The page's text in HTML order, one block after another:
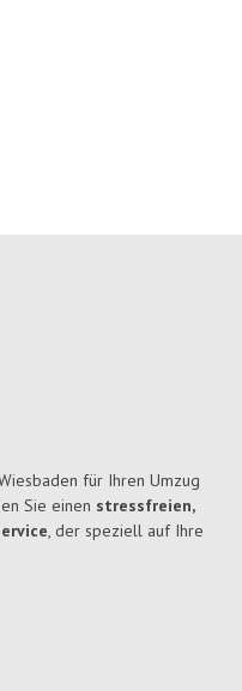
für Ihren Umzug
Sie einen stressfreien,
, der speziell auf Ihre